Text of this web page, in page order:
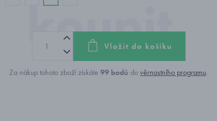
Vložit do košíku
Za nákup tohoto zboží získáte 99 bodů dověrnostního programu.